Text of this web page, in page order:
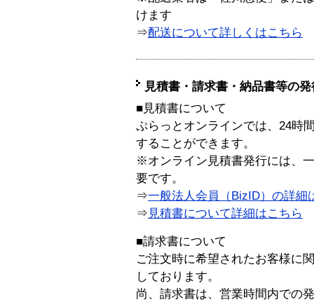
けます
⇒配送について詳しくはこちら
見積書・請求書・納品書等の
■見積書について
ぷらっとオンラインでは、24時
することができます。
※オンライン見積書発行には、
要です。
⇒一般法人会員（BizID）の詳細
⇒ 見積書について詳細はこちら
■請求書について
ご注文時に希望されたお客様に
しております。
尚、請求書は、営業時間内での